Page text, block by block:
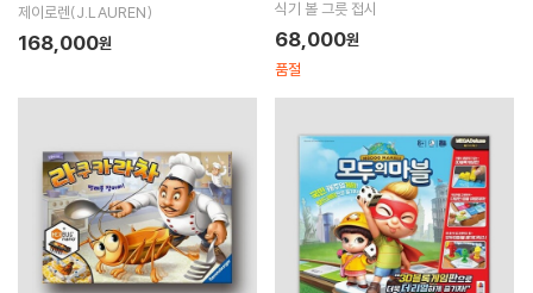
제이로렌(J.LAUREN)
168,000원
식기 볼 그릇 접시
68,000원
품절